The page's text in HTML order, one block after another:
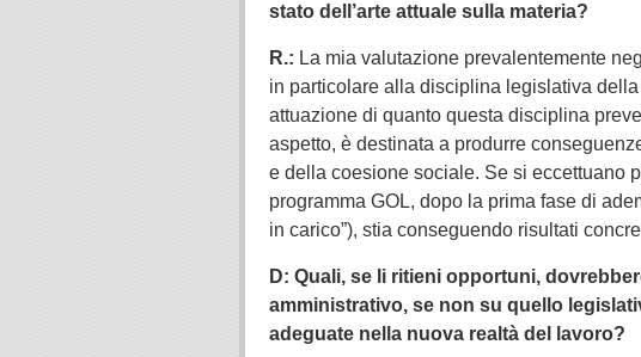
stato dell’arte attuale sulla materia?
R.: La mia valutazione prevalentemente
in particolare alla disciplina legislativa
attuazione di quanto questa disciplina
aspetto, è destinata a produrre
e della coesione sociale. Se si eccettuano
programma GOL, dopo la prima fase di
in carico”), stia conseguendo risultati
D: Quali, se li ritieni opportuni,
amministrativo, se non su quello
adeguate nella nuova realtà del lavoro?